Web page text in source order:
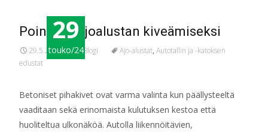
29
touko/24
Pointteja ajoalustan kiveämiseksi
29.5.2024 Blogi Ajo-alustat, Autotallin ja -katoksen
edustat
Betoniset pihakivet ovat varma valinta kun päällysteeltä
vaaditaan sekä erinomaista kulutuksen kestoa että
huoliteltua ulkonäköä. Autolla liikennöitävien,